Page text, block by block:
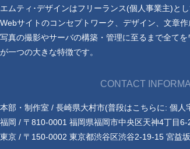
エムティ･デザインはフリーランス(個人事業主)と
Webサイトのコンセプトワーク、デザイン、文章作
写真の撮影やサーバの構築・管理に至るまで全て
が一つの大きな特徴です。
CONTACT
本部・制作室 / 長崎県大村市(普段はこちらに: 個人
福岡 / 〒810-0001 福岡県福岡市中央区天神4丁目
東京 / 〒150-0002 東京都渋谷区渋谷2-19-15 宮益